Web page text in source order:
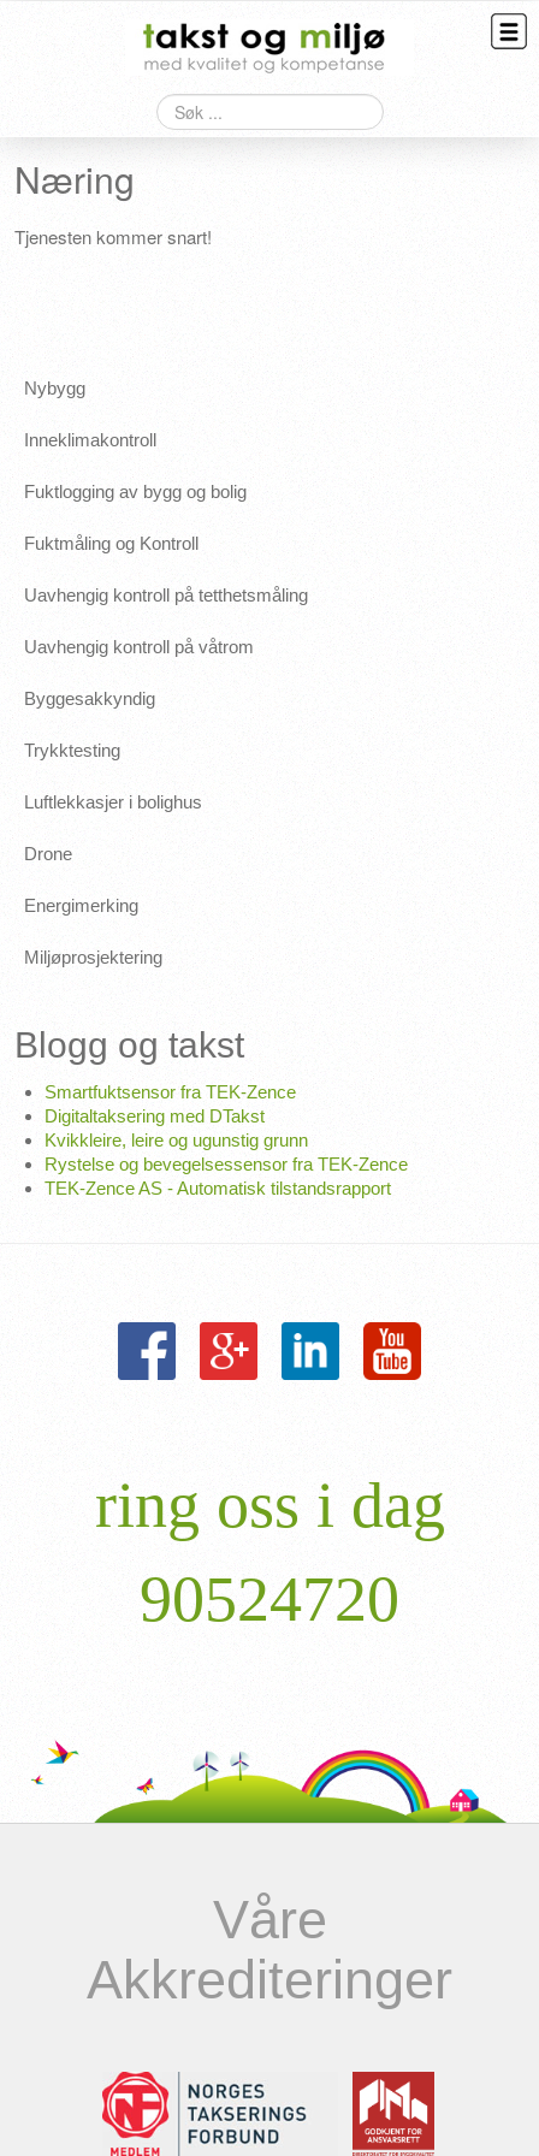
Bygningskontroll
Søk
Næring
Tjenesten kommer snart!
Nybygg
Inneklimakontroll
Fuktlogging av bygg og bolig
Fuktmåling og Kontroll
Uavhengig kontroll på tetthetsmåling
Uavhengig kontroll på våtrom
Byggesakkyndig
Trykktesting
Luftlekkasjer i bolighus
Drone
Energimerking
Miljøprosjektering
Blogg og takst
Smartfuktsensor fra TEK-Zence
Digitaltaksering med DTakst
Kvikkleire, leire og ugunstig grunn
Rystelse og bevegelsessensor fra TEK-Zence
TEK-Zence AS - Automatisk tilstandsrapport
ring oss i dag
90524720
Våre
Akkrediteringer